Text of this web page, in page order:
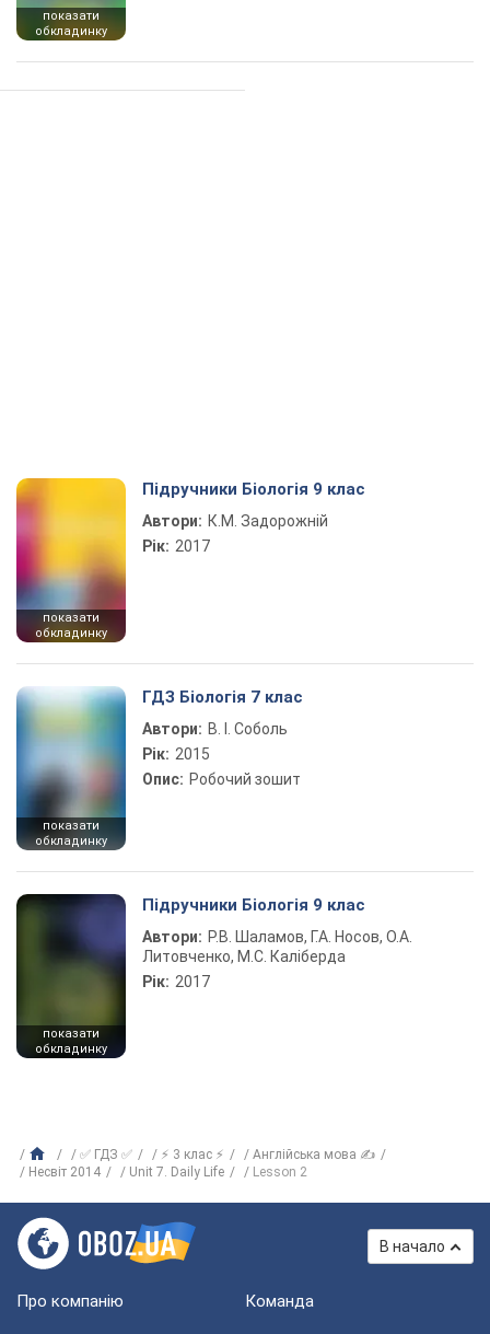
показати
обкладинку
показати
обкладинку
Підручники Біологія 9 клас
Автори: К.М. Задорожній
Рік: 2017
показати
обкладинку
ГДЗ Біологія 7 клас
Автори: В. І. Соболь
Рік: 2015
Опис: Робочий зошит
показати
обкладинку
Підручники Біологія 9 клас
Автори: Р.В. Шаламов, Г.А. Носов, О.А.
Литовченко, М.С. Каліберда
Рік: 2017
✅ ГДЗ ✅ ⚡ 3 клас ⚡
Англійська мова ✍
Несвіт 2014
Unit 7. Daily Life Lesson 2
В начало
Про компанію Команда